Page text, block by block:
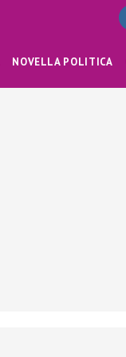
NOVELLA POLITICA